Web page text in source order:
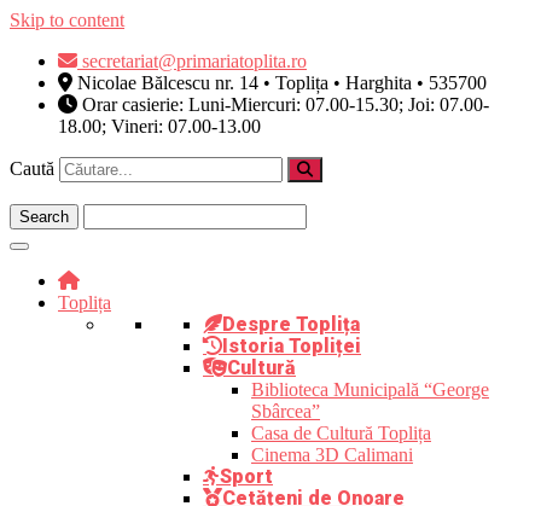
Skip to content
secretariat@primariatoplita.ro
Nicolae Bălcescu nr. 14 • Toplița • Harghita • 535700
Orar casierie: Luni-Miercuri: 07.00-15.30; Joi: 07.00-
18.00; Vineri: 07.00-13.00
Caută
Toplița
Despre Toplița
Istoria Topliței
Cultură
Biblioteca Municipală “George
Sbârcea”
Casa de Cultură Toplița
Cinema 3D Calimani
Sport
Cetățeni de Onoare